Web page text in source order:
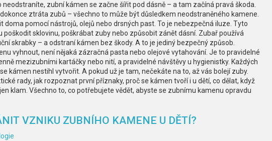
zubní kámen se začne šířit pod dásně – a tam začíná pravá škoda.
ztráta zubů – všechno to může být důsledkem neodstraněného kamene.
doma pomocí nástrojů, olejů nebo drsných past. To je nebezpečná iluze. Tyto
sklovinu, poškrábat zuby nebo způsobit zánět dásní. Zubař používá
skrabky – a odstraní kámen bez škody. A to je jediný bezpečný způsob.
vyhnout, není nějaká zázračná pasta nebo olejové vytahování. Je to pravidelné
mezizubními kartáčky nebo nití, a pravidelné návštěvy u hygienistky. Každých
kámen nestihl vytvořit. A pokud už je tam, nečekáte na to, až vás bolejí zuby.
rady, jak rozpoznat první příznaky, proč se kámen tvoří i u dětí, co dělat, když
klam. Všechno to, co potřebujete vědět, abyste se zubnímu kamenu opravdu
VZNIKU ZUBNÍHO KAMENE U DĚTÍ?